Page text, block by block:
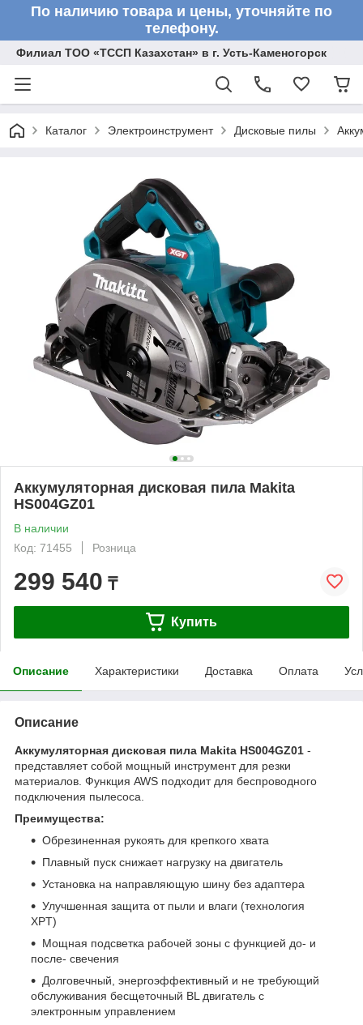
По наличию товара и цены, уточняйте по
телефону.
Филиал ТОО «ТССП Казахстан» в г. Усть-Каменогорск
Каталог Электроинструмент Дисковые пилы
Аккумуляторная дисковая пила Makita
HS004GZ01
В наличии
Код: 71455
Розница
299 540 ₸
Купить
Описание Характеристики Доставка Оплата
Описание
Аккумуляторная дисковая пила Makita HS004GZ01 -
представляет собой мощный инструмент для резки
материалов. Функция AWS подходит для беспроводного
подключения пылесоса.
Преимущества:
Обрезиненная рукоять для крепкого хвата
Плавный пуск снижает нагрузку на двигатель
Установка на направляющую шину без адаптера
Улучшенная защита от пыли и влаги (технология
XPT)
Мощная подсветка рабочей зоны с функцией до- и
после- свечения
Долговечный, энергоэффективный и не требующий
обслуживания бесщеточный BL двигатель с
электронным управлением